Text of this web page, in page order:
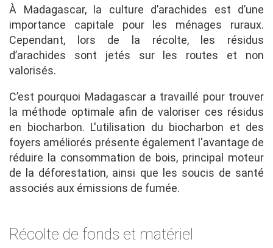
À Madagascar, la culture d’arachides est d’une
importance capitale pour les ménages ruraux.
Cependant, lors de la récolte, les résidus
d’arachides sont jetés sur les routes et non
valorisés.
C’est pourquoi Madagascar a travaillé pour trouver
la méthode optimale afin de valoriser ces résidus
en biocharbon. L'utilisation du biocharbon et des
foyers améliorés présente également l'avantage de
réduire la consommation de bois, principal moteur
de la déforestation, ainsi que les soucis de santé
associés aux émissions de fumée.
Récolte de fonds et matériel